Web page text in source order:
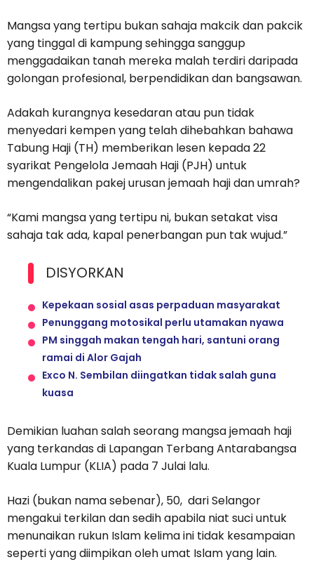
Mangsa yang tertipu bukan sahaja makcik dan pakcik
yang tinggal di kampung sehingga sanggup
menggadaikan tanah mereka malah terdiri daripada
golongan profesional, berpendidikan dan bangsawan.
Adakah kurangnya kesedaran atau pun tidak
menyedari kempen yang telah dihebahkan bahawa
Tabung Haji (TH) memberikan lesen kepada 22
syarikat Pengelola Jemaah Haji (PJH) untuk
mengendalikan pakej urusan jemaah haji dan umrah?
“Kami mangsa yang tertipu ni, bukan setakat visa
sahaja tak ada, kapal penerbangan pun tak wujud.”
DISYORKAN
Kepekaan sosial asas perpaduan masyarakat
Penunggang motosikal perlu utamakan nyawa
PM singgah makan tengah hari, santuni orang
ramai di Alor Gajah
Exco N. Sembilan diingatkan tidak salah guna
kuasa
Demikian luahan salah seorang mangsa jemaah haji
yang terkandas di Lapangan Terbang Antarabangsa
Kuala Lumpur (KLIA) pada 7 Julai lalu.
Hazi (bukan nama sebenar), 50, dari Selangor
mengakui terkilan dan sedih apabila niat suci untuk
menunaikan rukun Islam kelima ini tidak kesampaian
seperti yang diimpikan oleh umat Islam yang lain.